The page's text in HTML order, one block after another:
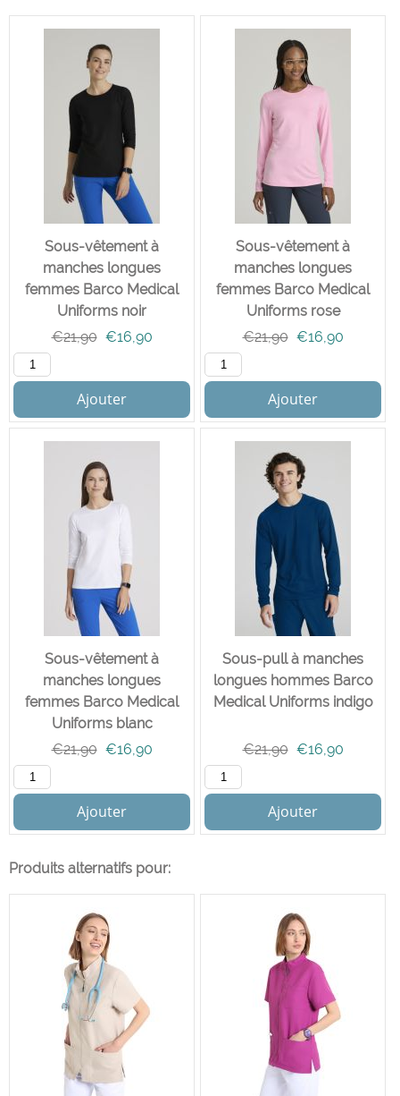
Sous-vêtement à
manches longues
femmes Barco Medical
Uniforms noir
€21,90 €16,90
Ajouter
Sous-vêtement à
manches longues
femmes Barco Medical
Uniforms rose
€21,90 €16,90
Ajouter
Sous-vêtement à
manches longues
femmes Barco Medical
Uniforms blanc
€21,90 €16,90
Ajouter
Sous-pull à manches
longues hommes Barco
Medical Uniforms indigo
€21,90 €16,90
Ajouter
Produits alternatifs pour: